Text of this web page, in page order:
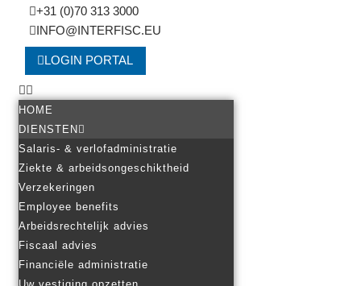
+31 (0)70 313 3000
INFO@INTERFISC.EU
LOGIN PORTAL
HOME
DIENSTEN
Salaris- & verlofadministratie
Ziekte & arbeidsongeschiktheid
Verzekeringen
Employee benefits
Arbeidsrechtelijk advies
Fiscaal advies
Financiële administratie